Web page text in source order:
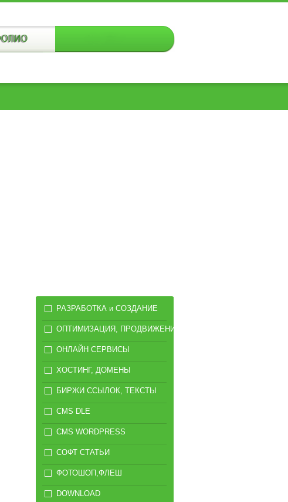
РАЗРАБОТКА и СОЗДАНИЕ
ОПТИМИЗАЦИЯ, ПРОДВИЖЕНИЕ
ОНЛАЙН СЕРВИСЫ
ХОСТИНГ, ДОМЕНЫ
БИРЖИ ССЫЛОК, ТЕКСТЫ
CMS DLE
CMS WORDPRESS
СОФТ СТАТЬИ
ФОТОШОП,ФЛЕШ
DOWNLOAD